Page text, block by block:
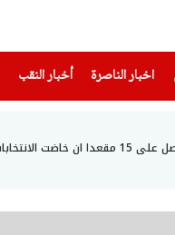
اخبار الناصرة
(current) أخبار النقب
بقائمتين